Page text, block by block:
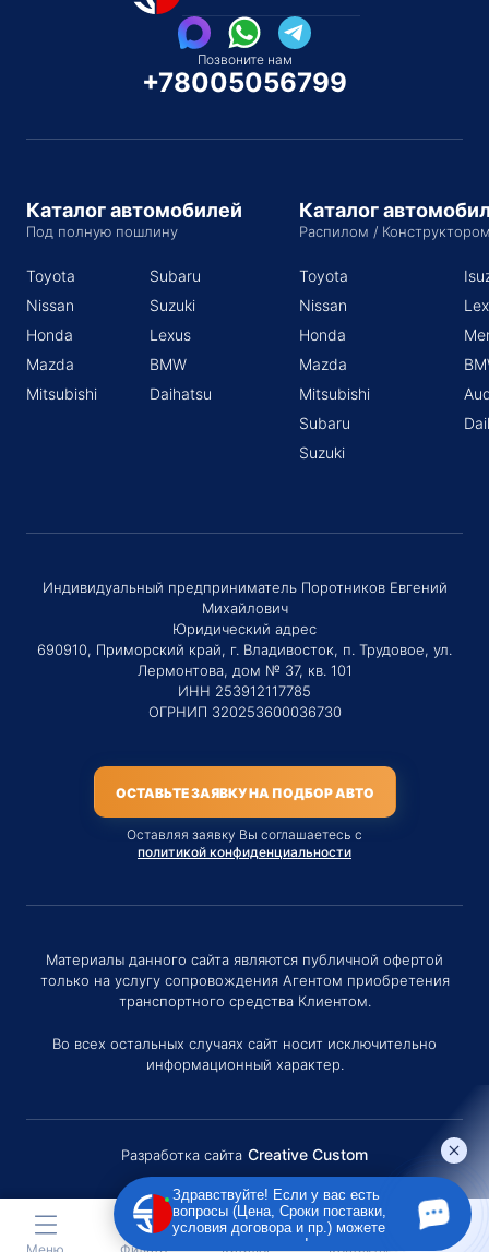
Позвоните нам
+78005056799
Каталог автомобилей
Под полную пошлину
Toyota
Nissan
Honda
Mazda
Mitsubishi
Subaru
Suzuki
Lexus
BMW
Daihatsu
Каталог
Распилом /
Toyota
Nissan
Honda
Mazda
Mitsubishi
Subaru
Suzuki
Индивидуальный предприниматель Поротников Евгений
Михайлович
Юридический адрес
690910, Приморский край, г. Владивосток, п. Трудовое, ул.
Лермонтова, дом № 37, кв. 101
ИНН 253912117785
ОГРНИП 320253600036730
ОСТАВЬТЕ ЗАЯВКУ НА ПОДБОР АВТО
Оставляя заявку Вы соглашаетесь с
политикой конфиденциальности
Материалы данного сайта являются публичной офертой
только на услугу сопровождения Агентом приобретения
транспортного средства Клиентом.
Во всех остальных случаях сайт носит исключительно
информационный характер.
Разработка сайта Creative Custom
Меню Фильтр Каталог Контакты
Здравствуйте! Если у вас есть
вопросы (Цена, Сроки поставки,
условия договора и пр.) можете
задать их мне в чат!